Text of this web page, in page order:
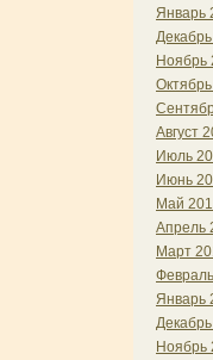
Январь
Ноябрь
Август
Июль
Июнь
Май
Апрель
Март
Январь
Ноябрь